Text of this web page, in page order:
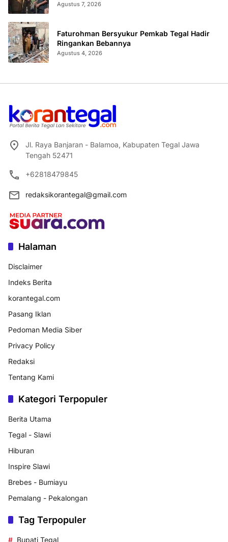
Agustus 7, 2026
Faturohman Bersyukur Pemkab Tegal Hadir
Ringankan Bebannya
Agustus 4, 2026
Jl. Raya Banjaran - Balamoa, Kabupaten Tegal Jawa
Tengah 52471
+62818479845
redaksikorantegal@gmail.com
Halaman
Disclaimer
Indeks Berita
korantegal.com
Pasang Iklan
Pedoman Media Siber
Privacy Policy
Redaksi
Tentang Kami
Kategori Terpopuler
Berita Utama
Tegal - Slawi
Hiburan
Inspire Slawi
Brebes - Bumiayu
Pemalang - Pekalongan
Tag Terpopuler
Bupati Tegal